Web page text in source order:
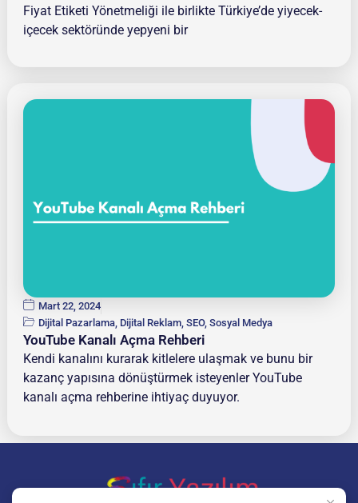
Fiyat Etiketi Yönetmeliği ile birlikte Türkiye’de yiyecek-
içecek sektöründe yepyeni bir
Mart 22, 2024
Dijital Pazarlama, Dijital Reklam, SEO, Sosyal Medya
YouTube Kanalı Açma Rehberi
Kendi kanalını kurarak kitlelere ulaşmak ve bunu bir
kazanç yapısına dönüştürmek isteyenler YouTube
kanalı açma rehberine ihtiyaç duyuyor.